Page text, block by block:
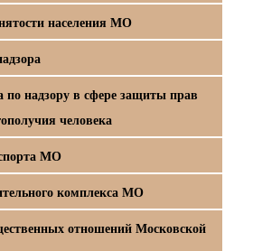
населения МО
по надзору в сфере защиты прав
человека
МО
комплекса МО
отношений Московской